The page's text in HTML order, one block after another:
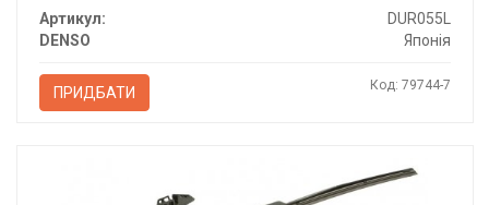
Артикул:
DUR055L
DENSO
Японія
ПРИДБАТИ Код: 79744-7